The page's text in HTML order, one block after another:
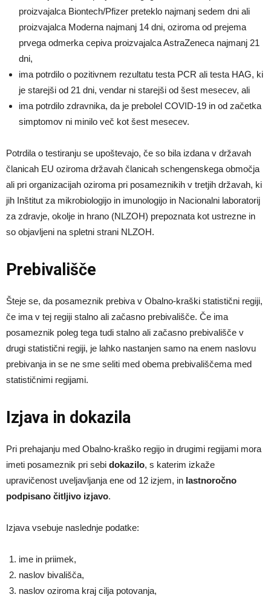
proizvajalca Biontech/Pfizer preteklo najmanj sedem dni ali
proizvajalca Moderna najmanj 14 dni, oziroma od prejema
prvega odmerka cepiva proizvajalca AstraZeneca najmanj 21
dni,
ima potrdilo o pozitivnem rezultatu testa PCR ali testa HAG, ki
je starejši od 21 dni, vendar ni starejši od šest mesecev, ali
ima potrdilo zdravnika, da je prebolel COVID-19 in od začetka
simptomov ni minilo več kot šest mesecev.
Potrdila o testiranju se upoštevajo, če so bila izdana v državah
članicah EU oziroma državah članicah schengenskega območja
ali pri organizacijah oziroma pri posameznikih v tretjih državah, ki
jih Inštitut za mikrobiologijo in imunologijo in Nacionalni laboratorij
za zdravje, okolje in hrano (NLZOH) prepoznata kot ustrezne in
so objavljeni na spletni strani NLZOH.
Prebivališče
Šteje se, da posameznik prebiva v Obalno-kraški statistični regiji,
če ima v tej regiji stalno ali začasno prebivališče. Če ima
posameznik poleg tega tudi stalno ali začasno prebivališče v
drugi statistični regiji, je lahko nastanjen samo na enem naslovu
prebivanja in se ne sme seliti med obema prebivališčema med
statističnimi regijami.
Izjava in dokazila
Pri prehajanju med Obalno-kraško regijo in drugimi regijami mora
imeti posameznik pri sebi dokazilo, s katerim izkaže
upravičenost uveljavljanja ene od 12 izjem, in lastnoročno
podpisano čitljivo izjavo.
Izjava vsebuje naslednje podatke:
ime in priimek,
naslov bivališča,
naslov oziroma kraj cilja potovanja,